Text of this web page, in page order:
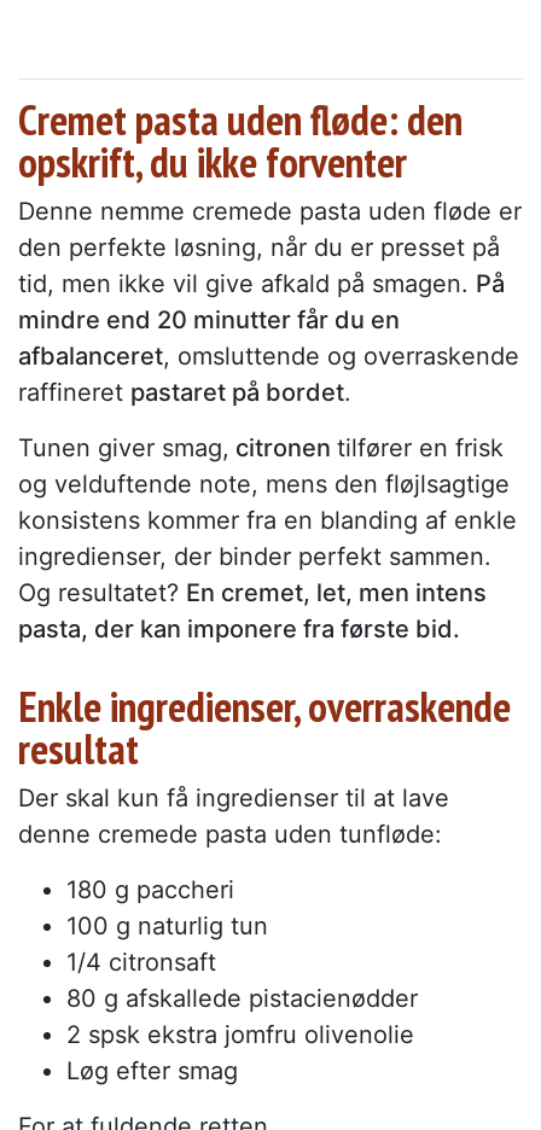
Cremet pasta uden fløde: den
opskrift, du ikke forventer
Denne nemme cremede pasta uden fløde er
den perfekte løsning, når du er presset på
tid, men ikke vil give afkald på smagen. På
mindre end 20 minutter får du en
afbalanceret, omsluttende og overraskende
raffineret pastaret på bordet.
Tunen giver smag, citronen tilfører en frisk
og velduftende note, mens den fløjlsagtige
konsistens kommer fra en blanding af enkle
ingredienser, der binder perfekt sammen.
Og resultatet? En cremet, let, men intens
pasta, der kan imponere fra første bid.
Enkle ingredienser, overraskende
resultat
Der skal kun få ingredienser til at lave
denne cremede pasta uden tunfløde:
180 g paccheri
100 g naturlig tun
1/4 citronsaft
80 g afskallede pistacienødder
2 spsk ekstra jomfru olivenolie
Løg efter smag